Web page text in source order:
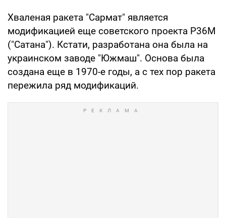
Хваленая ракета "Сармат" является
модификацией еще советского проекта Р36М
("Сатана"). Кстати, разработана она была на
украинском заводе "Южмаш". Основа была
создана еще в 1970-е годы, а с тех пор ракета
пережила ряд модификаций.